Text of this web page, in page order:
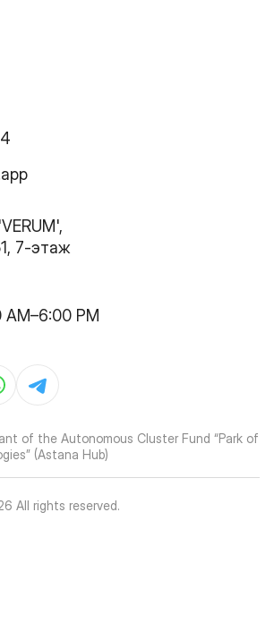
7-этаж
AM–6:00 PM
of the Autonomous Cluster Fund “Park of
(Astana Hub)
All rights reserved.